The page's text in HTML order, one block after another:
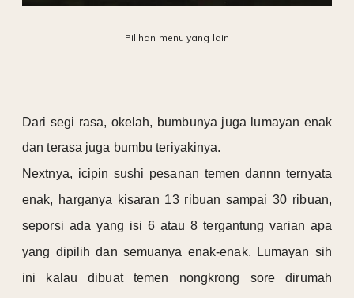
Pilihan menu yang lain
Dari segi rasa, okelah, bumbunya juga lumayan enak
dan terasa juga bumbu teriyakinya.
Nextnya, icipin sushi pesanan temen dannn ternyata
enak, harganya kisaran 13 ribuan sampai 30 ribuan,
seporsi ada yang isi 6 atau 8 tergantung varian apa
yang dipilih dan semuanya enak-enak.
Lumayan sih
ini kalau dibuat temen nongkrong sore dirumah